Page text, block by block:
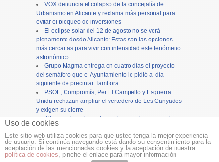
VOX denuncia el colapso de la concejalía de
Urbanismo en Alicante y reclama más personal para
evitar el bloqueo de inversiones
El eclipse solar del 12 de agosto no se verá
plenamente desde Alicante: Estas son las opciones
más cercanas para vivir con intensidad este fenómeno
astronómico
Grupo Magma entrega en cuatro días el proyecto
del semáforo que el Ayuntamiento le pidió al día
siguiente de precintar Tambora
PSOE, Compromís, Per El Campello y Esquerra
Unida rechazan ampliar el vertedero de Les Canyades
y exigen su cierre
Alicante cierra los actos en honor a la patrona, la
Virgen del Remedio, con una concurrida procesión
Copyright ©12tvy12endigital.es
Uso de cookies
Este sitio web utiliza cookies para que usted tenga la mejor experiencia
de usuario. Si continúa navegando está dando su consentimiento para la
aceptación de las mencionadas cookies y la aceptación de nuestra
política de cookies, pinche el enlace para mayor información